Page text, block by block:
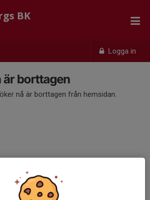
Logga in
BK
är borttagen
nå är borttagen från hemsidan.